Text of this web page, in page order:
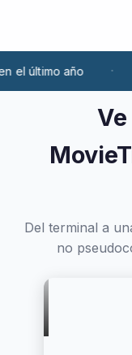
año · 5K+
Del terminal a
no